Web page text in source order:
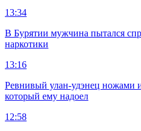
13:34
В Бурятии мужчина пытался
наркотики
13:16
Ревнивый улан-удэнец ножами
который ему надоел
12:58